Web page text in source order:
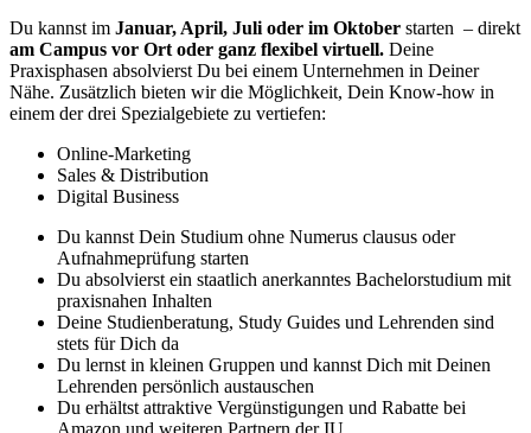
Du kannst im Januar, April, Juli oder im Oktober starten – direkt
am Campus vor Ort oder ganz flexibel virtuell. Deine
Praxisphasen absolvierst Du bei einem Unternehmen in Deiner
Nähe. Zusätzlich bieten wir die Möglichkeit, Dein Know-how in
einem der drei Spezialgebiete zu vertiefen:
Online-Marketing
Sales & Distribution
Digital Business
Du kannst Dein Studium ohne Numerus clausus oder
Aufnahmeprüfung starten
Du absolvierst ein staatlich anerkanntes Bachelorstudium mit
praxisnahen Inhalten
Deine Studienberatung, Study Guides und Lehrenden sind
stets für Dich da
Du lernst in kleinen Gruppen und kannst Dich mit Deinen
Lehrenden persönlich austauschen
Du erhältst attraktive Vergünstigungen und Rabatte bei
Amazon und weiteren Partnern der IU